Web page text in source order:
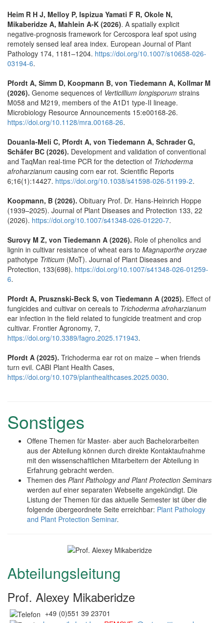
Heim R H J, Melloy P, Ispizua Yamati F R, Okole N,
Mikaberidze A, Mahlein A-K (2026). A spatially explicit
negative‑prognosis framework for Cercospora leaf spot using
remotely sensed leaf area index. European Journal of Plant
Pathology 174, 1181–1204. https://doi.org/10.1007/s10658-026-
03194-6.
Pfordt A, Simm D, Koopmann B, von Tiedemann A, Kollmar M
(2026). Genome sequences of Verticillium longisporum strains
M058 and M219, members of the A1D1 type-II lineage.
Microbiology Resource Announcements 15:e00168-26.
https://doi.org/10.1128/mra.00168-26.
Douanla-Meli C, Pfordt A, von Tiedemann A, Schrader G,
Schäfer BC (2026). Development and validation of conventional
and TaqMan real-time PCR for the detection of Trichoderma
afroharzianum causing corn ear rot. Scientific Reports
6;16(1):14427. https://doi.org/10.1038/s41598-026-51199-2.
Koopmann, B (2026). Obituary Prof. Dr. Hans-Heinrich Hoppe
(1939–2025). Journal of Plant Diseases and Protection 133, 22
(2026). https://doi.org/10.1007/s41348-026-01220-7.
Surovy M Z, von Tiedemann A (2026). Role of phenolics and
lignin in cultivar resistance of wheat ears to Magnaporthe oryzae
pathotype Triticum (MoT). Journal of Plant Diseases and
Protection, 133(698). https://doi.org/10.1007/s41348-026-01259-
6.
Pfordt A, Prusznski-Beck S, von Tiedemann A (2025). Effect of
fungicides and cultivar on cereals to Trichoderma afroharzianum
ear infection in the field related to fungicide treatment and crop
cultivar. Frontier Agronomy, 7,
https://doi.org/10.3389/fagro.2025.171943.
Pfordt A (2025). Trichoderma ear rot on maize – when friends
turn evil. CABI Plant Health Cases,
https://doi.org/10.1079/planthealthcases.2025.0030.
Sonstiges
Offene Themen für Master- aber auch Bachelorarbeiten
aus der Abteilung können durch direkte Kontaktaufnahme
mit den wissenschaftlichen Mitarbeitern der Abteilung in
Erfahrung gebracht werden.
Themen des Plant Pathology and Plant Protection Seminars
werden auf einer separaten Webseite angekündigt. Die
Listung der Themen für das aktuelle Semester ist über die
folgende übergeordnete Seite erreichbar: Plant Pathology
and Plant Protection Seminar.
Abteilungsleitung
Prof. Alexey Mikaberidze
+49 (0)551 39 23701